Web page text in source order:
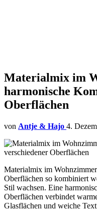
Materialmix im
harmonische
Oberflächen
von Antje & Hajo 4.
Materialmix im
Oberflächen so kombiniert
Stil wachsen. Eine
Oberflächen verbindet
Glasflächen und weiche